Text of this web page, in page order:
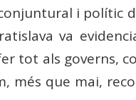
i polític
va
tot als governs,
més que mai,